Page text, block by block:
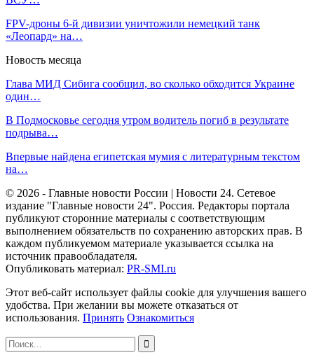
FPV-дроны 6-й дивизии уничтожили немецкий танк
«Леопард» на…
Новость месяца
Глава МИД Сибига сообщил, во сколько обходится Украине
один…
В Подмосковье сегодня утром водитель погиб в результате
подрыва…
Впервые найдена египетская мумия с литературным текстом
на…
© 2026 - Главные новости России | Новости 24. Сетевое
издание "Главные новости 24". Россия. Редакторы портала
публикуют сторонние материалы с соответствующим
выполнением обязательств по сохранению авторских прав. В
каждом публикуемом материале указывается ссылка на
источник правообладателя.
Опубликовать материал: PR-SMI.ru
Этот веб-сайт использует файлы cookie для улучшения вашего
удобства. При желании вы можете отказаться от
использования. Принять Ознакомиться